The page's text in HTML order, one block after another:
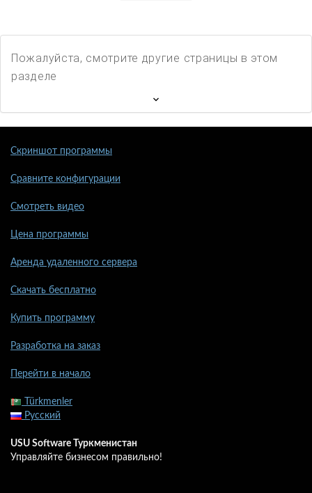
Пожалуйста, смотрите другие страницы в этом
разделе
Скриншот программы
Сравните конфигурации
Смотреть видео
Цена программы
Аренда удаленного сервера
Скачать бесплатно
Купить программу
Разработка на заказ
Перейти в начало
Türkmenler
Русский
USU Software Туркменистан
Управляйте бизнесом правильно!